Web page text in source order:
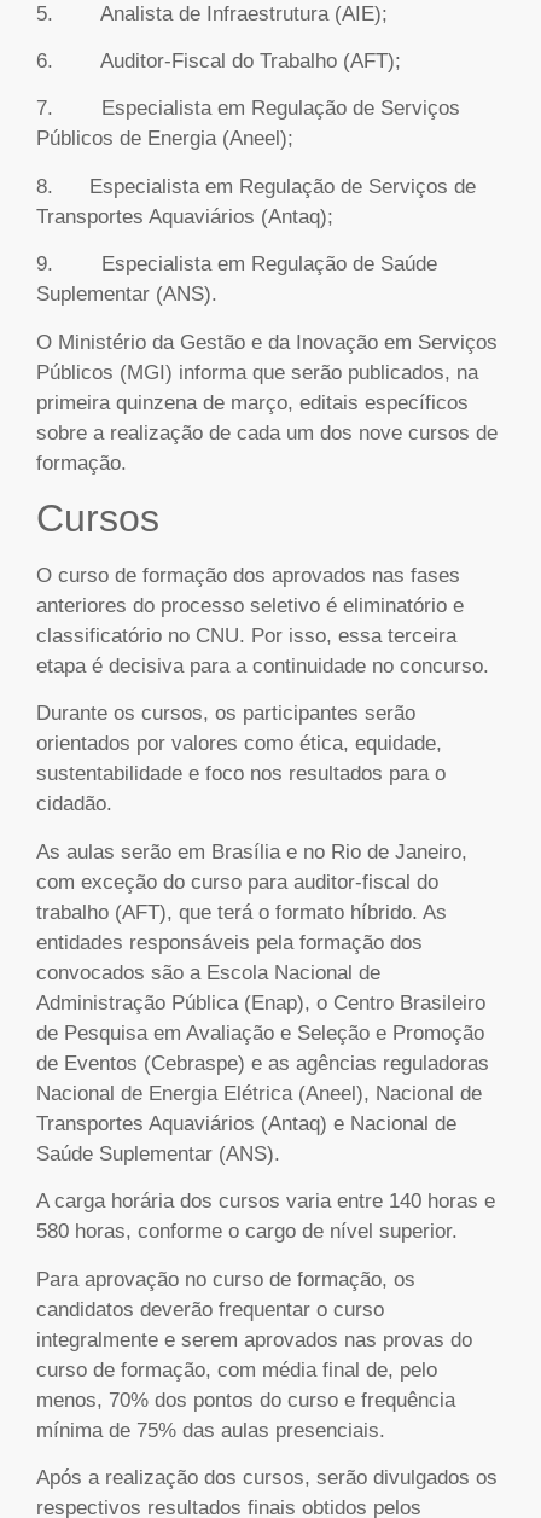
5. Analista de Infraestrutura (AIE);
6. Auditor-Fiscal do Trabalho (AFT);
7. Especialista em Regulação de Serviços
Públicos de Energia (Aneel);
8. Especialista em Regulação de Serviços de
Transportes Aquaviários (Antaq);
9. Especialista em Regulação de Saúde
Suplementar (ANS).
O Ministério da Gestão e da Inovação em Serviços
Públicos (MGI) informa que serão publicados, na
primeira quinzena de março, editais específicos
sobre a realização de cada um dos nove cursos de
formação.
Cursos
O curso de formação dos aprovados nas fases
anteriores do processo seletivo é eliminatório e
classificatório no CNU. Por isso, essa terceira
etapa é decisiva para a continuidade no concurso.
Durante os cursos, os participantes serão
orientados por valores como ética, equidade,
sustentabilidade e foco nos resultados para o
cidadão.
As aulas serão em Brasília e no Rio de Janeiro,
com exceção do curso para auditor-fiscal do
trabalho (AFT), que terá o formato híbrido. As
entidades responsáveis pela formação dos
convocados são a Escola Nacional de
Administração Pública (Enap), o Centro Brasileiro
de Pesquisa em Avaliação e Seleção e Promoção
de Eventos (Cebraspe) e as agências reguladoras
Nacional de Energia Elétrica (Aneel), Nacional de
Transportes Aquaviários (Antaq) e Nacional de
Saúde Suplementar (ANS).
A carga horária dos cursos varia entre 140 horas e
580 horas, conforme o cargo de nível superior.
Para aprovação no curso de formação, os
candidatos deverão frequentar o curso
integralmente e serem aprovados nas provas do
curso de formação, com média final de, pelo
menos, 70% dos pontos do curso e frequência
mínima de 75% das aulas presenciais.
Após a realização dos cursos, serão divulgados os
respectivos resultados finais obtidos pelos